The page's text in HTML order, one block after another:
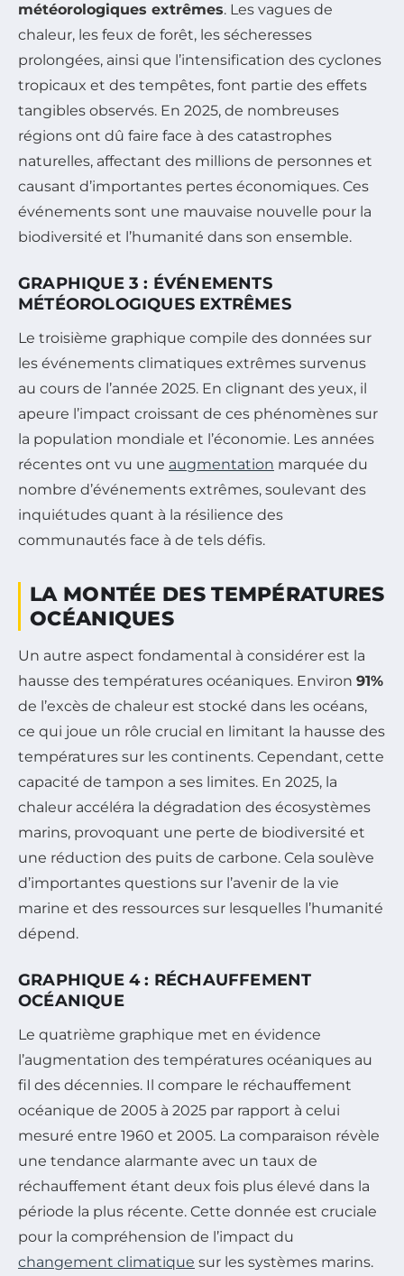
météorologiques extrêmes. Les vagues de
chaleur, les feux de forêt, les sécheresses
prolongées, ainsi que l’intensification des cyclones
tropicaux et des tempêtes, font partie des effets
tangibles observés. En 2025, de nombreuses
régions ont dû faire face à des catastrophes
naturelles, affectant des millions de personnes et
causant d’importantes pertes économiques. Ces
événements sont une mauvaise nouvelle pour la
biodiversité et l’humanité dans son ensemble.
GRAPHIQUE 3 : ÉVÉNEMENTS
MÉTÉOROLOGIQUES EXTRÊMES
Le troisième graphique compile des données sur
les événements climatiques extrêmes survenus
au cours de l’année 2025. En clignant des yeux, il
apeure l’impact croissant de ces phénomènes sur
la population mondiale et l’économie. Les années
récentes ont vu une augmentation marquée du
nombre d’événements extrêmes, soulevant des
inquiétudes quant à la résilience des
communautés face à de tels défis.
LA MONTÉE DES TEMPÉRATURES
OCÉANIQUES
Un autre aspect fondamental à considérer est la
hausse des températures océaniques. Environ 91%
de l’excès de chaleur est stocké dans les océans,
ce qui joue un rôle crucial en limitant la hausse des
températures sur les continents. Cependant, cette
capacité de tampon a ses limites. En 2025, la
chaleur accéléra la dégradation des écosystèmes
marins, provoquant une perte de biodiversité et
une réduction des puits de carbone. Cela soulève
d’importantes questions sur l’avenir de la vie
marine et des ressources sur lesquelles l’humanité
dépend.
GRAPHIQUE 4 : RÉCHAUFFEMENT
OCÉANIQUE
Le quatrième graphique met en évidence
l’augmentation des températures océaniques au
fil des décennies. Il compare le réchauffement
océanique de 2005 à 2025 par rapport à celui
mesuré entre 1960 et 2005. La comparaison révèle
une tendance alarmante avec un taux de
réchauffement étant deux fois plus élevé dans la
période la plus récente. Cette donnée est cruciale
pour la compréhension de l’impact du
changement climatique sur les systèmes marins.